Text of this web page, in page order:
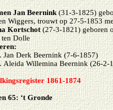
Jan Beernink (31-3-1825)
Wiggers, trouwt op 27-5-1853
Kortschot(27-3-1821) geboren
Dolle
Jan Derk Beernink (7-6-1857)
Aleida Willemina Beernink (26-2-
1861-1874
65: ‘t Gronde